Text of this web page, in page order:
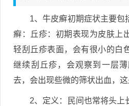
1、牛皮癣初期症状主要包
癣：丘疹：初期表现为皮肤上
轻刮丘疹表面，会有很小的白
继续刮丘疹，会观察到一层
去，会出现些微的筛状出血，这
2、定义：民间也常将头上